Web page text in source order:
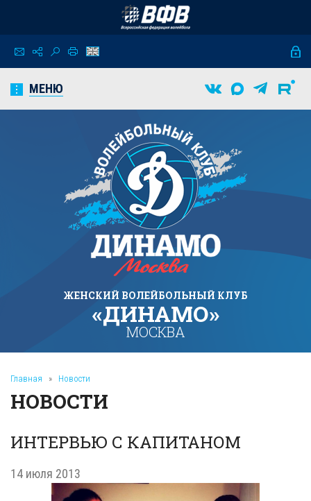
МЕНЮ
ЖЕНСКИЙ ВОЛЕЙБОЛЬНЫЙ КЛУБ
«ДИНАМО»
МОСКВА
Главная » Новости
НОВОСТИ
ИНТЕРВЬЮ С КАПИТАНОМ
14 июля 2013